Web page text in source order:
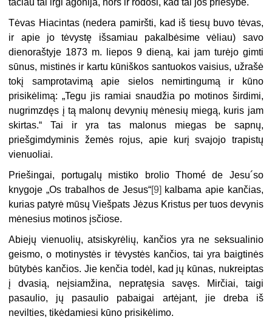
tačiau tai irgi agonija, nors ir rodosi, kad tai jos priešybė.
Tėvas Hiacintas (nedera pamiršti, kad iš tiesų buvo tėvas,
ir apie jo tėvystę išsamiau pakalbėsime vėliau) savo
dienoraštyje 1873 m. liepos 9 dieną, kai jam turėjo gimti
sūnus, mistinės ir kartu kūniškos santuokos vaisius, užrašė
tokį samprotavimą apie sielos nemirtingumą ir kūno
prisikėlimą: „Tegu jis ramiai snaudžia po motinos širdimi,
nugrimzdęs į tą malonų devynių mėnesių miegą, kuris jam
skirtas.“ Tai ir yra tas malonus miegas be sapnų,
priešgimdyminis žemės rojus, apie kurį svajojo trapistų
vienuoliai.
Priešingai, portugalų mistiko brolio Thomé de Jesu´so
knygoje „Os trabalhos de Jesus“[9]
kalbama apie kančias,
kurias patyrė mūsų Viešpats Jėzus Kristus per tuos devynis
mėnesius motinos įsčiose.
Abiejų vienuolių, atsiskyrėlių, kančios yra ne seksualinio
geismo, o motinystės ir tėvystės kančios, tai yra baigtinės
būtybės kančios. Jie kenčia todėl, kad jų kūnas, nukreiptas
į dvasią, neįsiamžina, nepratęsia savęs. Mirčiai, taigi
pasaulio, jų pasaulio pabaigai artėjant, jie dreba iš
nevilties, tikėdamiesi kūno prisikėlimo.